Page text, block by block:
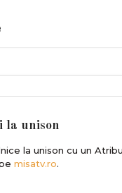
la unison
la unison cu un
misatv.ro.